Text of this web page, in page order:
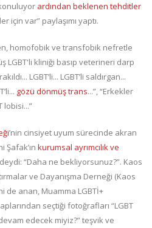
ardından beklenen tehditler
için var” paylaşımı yaptı.
homofobik ve transfobik nefretle
LGBT'li kliniği basıp veterineri darp
LGBT’li... LGBT’li saldırgan...
gözü dönmüş trans...”, “Erkekler
lobisi...”
’nin cinsiyet uyum sürecinde akran
Şafak’ın kurumsal ayrımcılık ve
“Daha ne bekliyorsunuz?”. Kaos
ve Dayanışma Derneği (Kaos
de anan, Muamma LGBTİ+
seçtiği fotoğrafları “LGBT
edecek miyiz?” teşvik ve